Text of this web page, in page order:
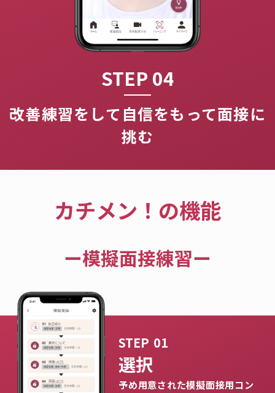
STEP 04
改善練習をして自信をもって面接に
挑む
カチメン！の機能
ー模擬面接練習ー
選択
予め用意された模擬面接用コン